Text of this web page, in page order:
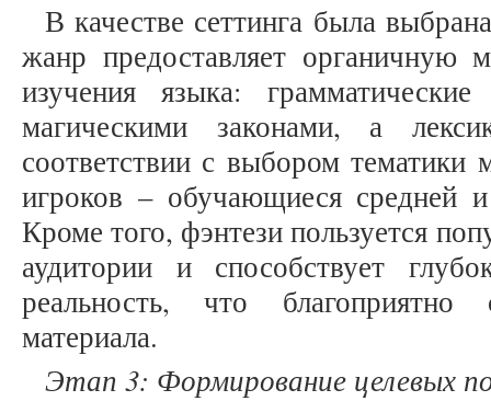
В качестве сеттинга была
жанр предоставляет органичную
изучения языка:
магическими законами, а
соответствии с выбором тематики
игроков – обучающиеся средней
Кроме того, фэнтези пользуется
аудитории и способствует
реальность, что благоприятно
материала.
Этап 3: Формирование целевых